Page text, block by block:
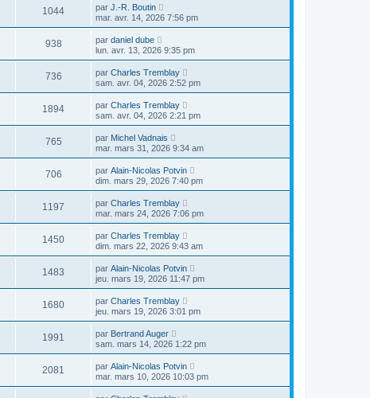
1044 par J.-R. Boutin
mar. avr. 14, 2026 7:56 pm
938 par daniel dube
lun. avr. 13, 2026 9:35 pm
736 par Charles Tremblay
sam. avr. 04, 2026 2:52 pm
1894 par Charles Tremblay
sam. avr. 04, 2026 2:21 pm
765 par Michel Vadnais
mar. mars 31, 2026 9:34 am
706 par Alain-Nicolas Potvin
dim. mars 29, 2026 7:40 pm
1197 par Charles Tremblay
mar. mars 24, 2026 7:06 pm
1450 par Charles Tremblay
dim. mars 22, 2026 9:43 am
1483 par Alain-Nicolas Potvin
jeu. mars 19, 2026 11:47 pm
1680 par Charles Tremblay
jeu. mars 19, 2026 3:01 pm
1991 par Bertrand Auger
sam. mars 14, 2026 1:22 pm
2081 par Alain-Nicolas Potvin
mar. mars 10, 2026 10:03 pm